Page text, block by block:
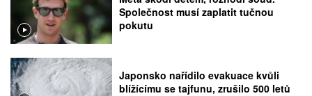
Společnost musí zaplatit tučnou
pokutu
Japonsko nařídilo evakuace kvůli
blížícímu se tajfunu, zrušilo 500 letů